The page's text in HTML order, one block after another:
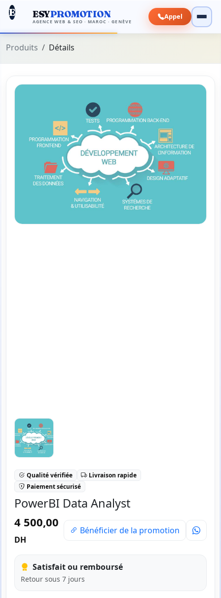
E ESYPROMOTION
AGENCE WEB & SEO · MAROC · GENÈVE
Appel
Produits Détails
Qualité vérifiée
Livraison rapide
Paiement sécurisé
PowerBI Data Analyst
4 500,00
DH
Bénéficier de la promotion
Satisfait ou remboursé
Retour sous 7 jours